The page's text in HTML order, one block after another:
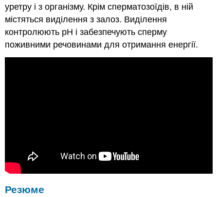
уретру і з організму. Крім сперматозоїдів, в ній
містяться виділення з залоз. Виділення
контролюють рН і забезпечують сперму
поживними речовинами для отримання енергії.
Резюме